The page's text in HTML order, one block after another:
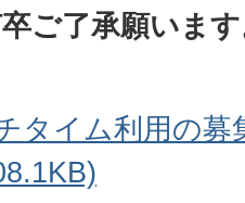
ご了承願いま
タイム利用の